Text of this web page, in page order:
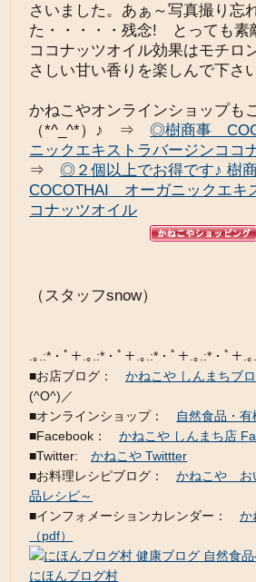
さいました。あぁ～写真撮り忘
た・・・・・残念! とっても素
ココナッツオイル効果はモチロ
さしい甘い香りを楽しんで下さ
かねこやオンラインショップも
（*^_^*）♪ ⇒◎樹商事
ニックエキストラバージンココ
⇒◎２個以上でお得です♪ 樹
COCOTHAI オーガニックエキ
コナッツオイル
（スタッフsnow）
.｡.:*・ﾟ＋.｡.:*・ﾟ＋.｡.:*・ﾟ＋.｡.:*・ﾟ＋.
■お店ブログ：かねこや しんまちブ
(^O^)／
■オンラインショップ：
自然食品・
■Facebook：かねこや しんまち店
■Twitter:かねこや Twittter
■お料理レシピブログ：かねこや お
品レシピ～
■インフォメーションカレンダー：か
（pdf）
にほんブログ村